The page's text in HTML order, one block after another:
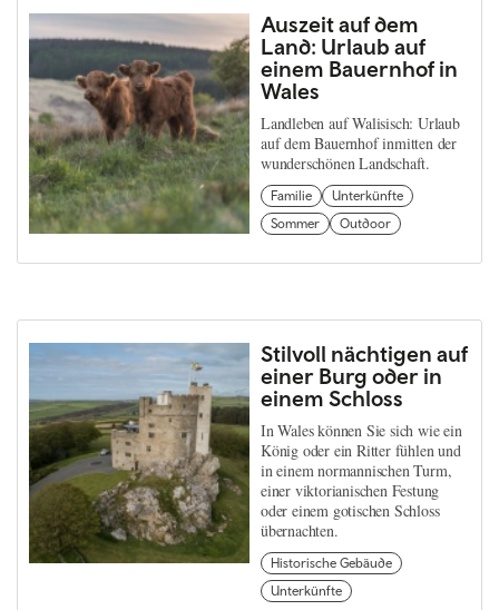
Auszeit auf dem
Land: Urlaub auf
einem Bauernhof in
Wales
Landleben auf Walisisch: Urlaub
auf dem Bauernhof inmitten der
wunderschönen Landschaft.
Familie
Unterkünfte
Sommer
Outdoor
Stilvoll nächtigen auf
einer Burg oder in
einem Schloss
In Wales können Sie sich wie ein
König oder ein Ritter fühlen und
in einem normannischen Turm,
einer viktorianischen Festung
oder einem gotischen Schloss
übernachten.
Historische Gebäude
Unterkünfte